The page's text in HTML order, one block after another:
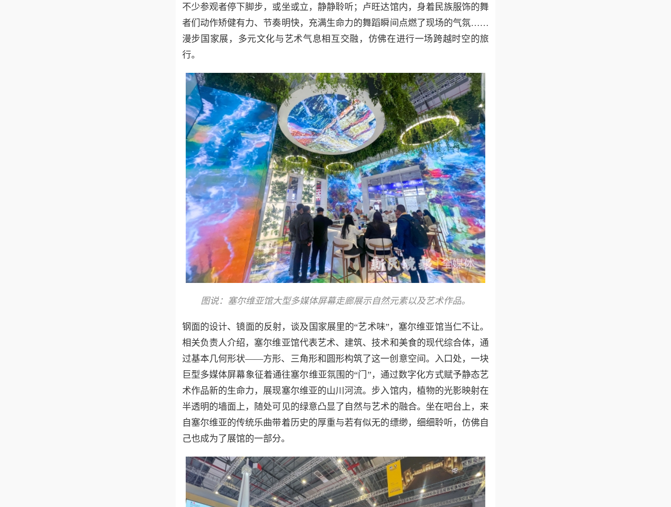
不少参观者停下脚步，或坐或立，静静聆听；卢旺达馆内，身着民族服饰的舞
者们动作矫健有力、节奏明快，充满生命力的舞蹈瞬间点燃了现场的气氛……
漫步国家展，多元文化与艺术气息相互交融，仿佛在进行一场跨越时空的旅
行。
图说：塞尔维亚馆大型多媒体屏幕走廊展示自然元素以及艺术作品。
钢面的设计、镜面的反射，谈及国家展里的“艺术味”，塞尔维亚馆当仁不让。
相关负责人介绍，塞尔维亚馆代表艺术、建筑、技术和美食的现代综合体，通
过基本几何形状——方形、三角形和圆形构筑了这一创意空间。入口处，一块
巨型多媒体屏幕象征着通往塞尔维亚氛围的“门”，通过数字化方式赋予静态艺
术作品新的生命力，展现塞尔维亚的山川河流。步入馆内，植物的光影映射在
半透明的墙面上，随处可见的绿意凸显了自然与艺术的融合。坐在吧台上，来
自塞尔维亚的传统乐曲带着历史的厚重与若有似无的缥缈，细细聆听，仿佛自
己也成为了展馆的一部分。